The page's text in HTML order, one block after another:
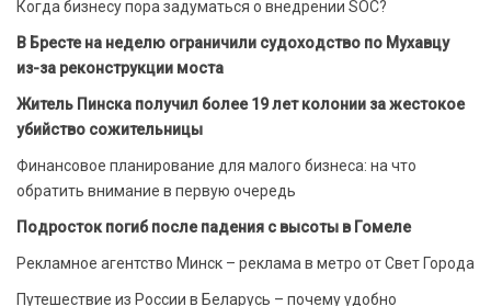
Когда бизнесу пора задуматься о внедрении SOC?
В Бресте на неделю ограничили судоходство по Мухавцу
из-за реконструкции моста
Житель Пинска получил более 19 лет колонии за жестокое
убийство сожительницы
Финансовое планирование для малого бизнеса: на что
обратить внимание в первую очередь
Подросток погиб после падения с высоты в Гомеле
Рекламное агентство Минск – реклама в метро от Свет Города
Путешествие из России в Беларусь – почему удобно